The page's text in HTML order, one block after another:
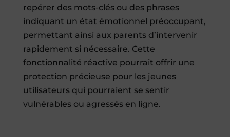
repérer des mots-clés ou des phrases
indiquant un état émotionnel préoccupant,
permettant ainsi aux parents d’intervenir
rapidement si nécessaire. Cette
fonctionnalité réactive pourrait offrir une
protection précieuse pour les jeunes
utilisateurs qui pourraient se sentir
vulnérables ou agressés en ligne.